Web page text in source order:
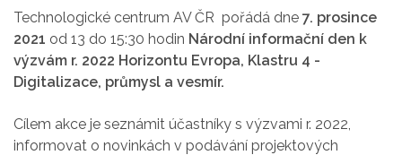
Technologické centrum AV ČR pořádá dne 7. prosince
2021 od 13 do 15:30 hodin Národní informační den k
výzvám r. 2022 Horizontu Evropa, Klastru 4 -
Digitalizace, průmysl a vesmír.
Cílem akce je seznámit účastníky s výzvami r. 2022,
informovat o novinkách v podávání projektových